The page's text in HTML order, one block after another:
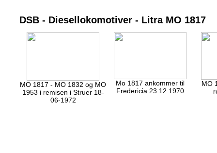
DSB - Diesellokomotiver - Litra MO 1817
MO 1817 - MO 1832 og MO
1953 i remisen i Struer 18-
06-1972
Mo 1817 ankommer til
Fredericia 23.12 1970
MO